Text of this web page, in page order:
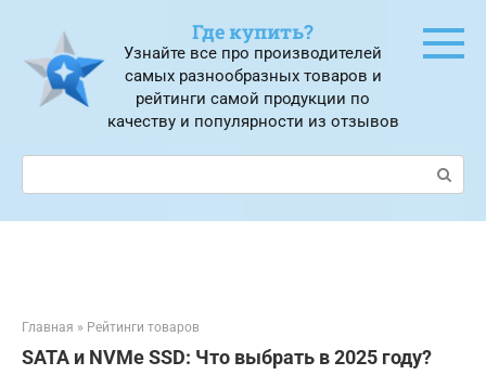
контенту
Где купить?
Узнайте все про производителей
самых разнообразных товаров и
рейтинги самой продукции по
качеству и популярности из отзывов
Поиск:
Главная » Рейтинги товаров
SATA и NVMe SSD: Что выбрать в 2025 году?